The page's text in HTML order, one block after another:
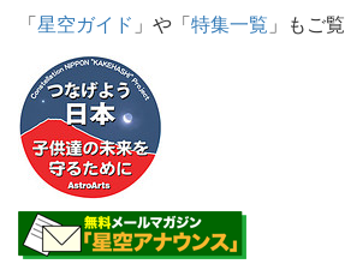
「星空ガイド 」や「特集一覧 」もご